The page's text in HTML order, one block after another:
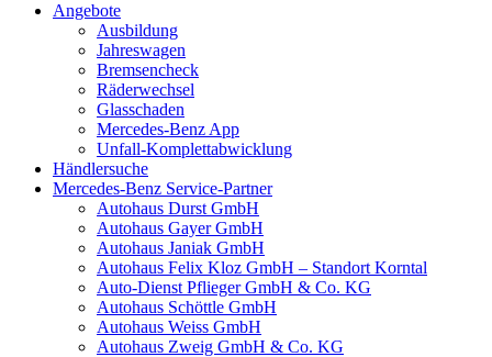
Angebote
Ausbildung
Jahreswagen
Bremsencheck
Räderwechsel
Glasschaden
Mercedes-Benz App
Unfall-Komplettabwicklung
Händlersuche
Mercedes-Benz Service-Partner
Autohaus Durst GmbH
Autohaus Gayer GmbH
Autohaus Janiak GmbH
Autohaus Felix Kloz GmbH – Standort Korntal
Auto-Dienst Pflieger GmbH & Co. KG
Autohaus Schöttle GmbH
Autohaus Weiss GmbH
Autohaus Zweig GmbH & Co. KG